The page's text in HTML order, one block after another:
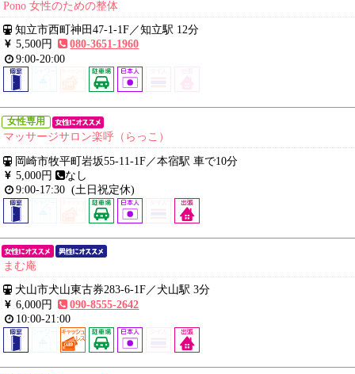
Pono 女性のための整体
知立市西町神田47-1-1F／知立駅 12分
5,500円
080-3651-1960
9:00-20:00
女性専用
マッサージサロン楽呼（らっこ）
岡崎市牧平町岩坂55-11-1F／本宿駅 車で10分
5,000円
なし
9:00-17:30 (土日祝定休)
まむ庵
犬山市犬山東古券283-6-1F／犬山駅 3分
6,000円
090-8555-2642
10:00-21:00